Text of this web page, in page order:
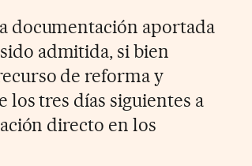
documentación aportada
admitida, si bien
de reforma y
los tres días siguientes a
directo en los